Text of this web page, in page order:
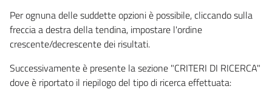
Per ognuna delle suddette opzioni è possibile, cliccando sulla
freccia a destra della tendina, impostare l'ordine
crescente/decrescente dei risultati.
Successivamente è presente la sezione "CRITERI DI RICERCA"
dove è riportato il riepilogo del tipo di ricerca effettuata: